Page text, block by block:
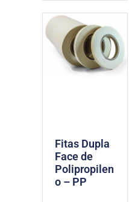
Fitas Dupla
Face de
Polipropilen
o – PP